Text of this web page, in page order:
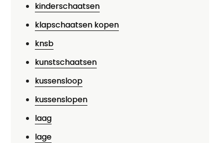
kinderschaatsen
klapschaatsen kopen
knsb
kunstschaatsen
kussensloop
kussenslopen
laag
lage